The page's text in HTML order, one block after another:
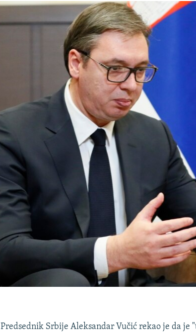
Predsednik Srbije Aleksandar Vučić rekao je da je